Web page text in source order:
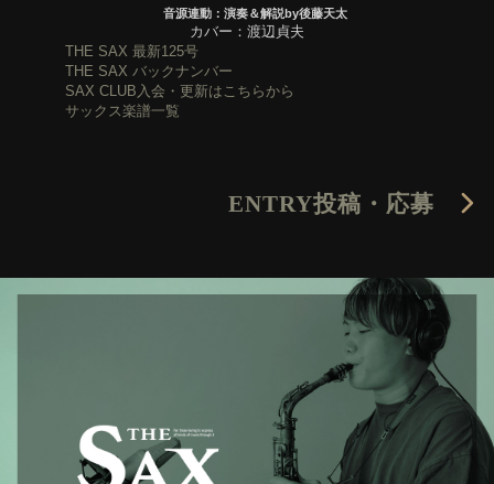
音源連動：演奏＆解説by後藤天太
カバー：渡辺貞夫
THE SAX 最新125号
THE SAX バックナンバー
SAX CLUB入会・更新はこちらから
サックス楽譜一覧
ENTRY投稿・応募